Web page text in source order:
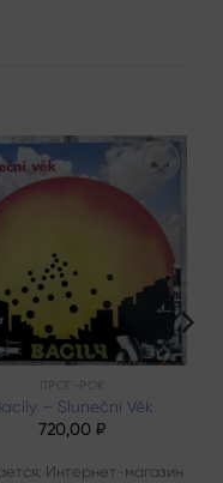
Add to
wishlist
ПРОГ-РОК
– Sluneční Věk
720,00₽
Интернет-магазин